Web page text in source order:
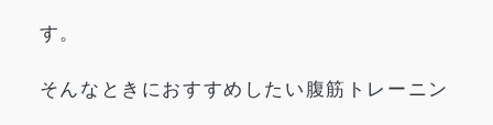
す。
そんなときにおすすめしたい腹筋トレーニン